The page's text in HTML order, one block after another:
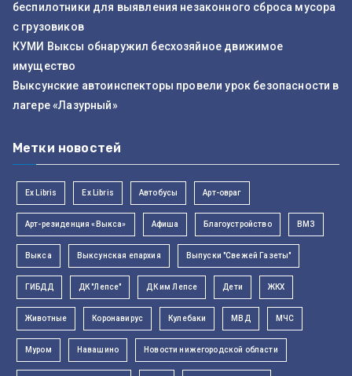
беспилотники для выявления незаконного сброса мусора
с грузовиков
КУМИ Выксы обнаружил бесхозяйное движимое
имущество
Выксунские автоинспекторы провели урок безопасности в
лагере «Лазурный»
Метки новостей
Ex Libris Ex Libris Автобусы Арт-овраг
Арт-резиденция «Выкса» Афиша Благоустройство ВМЗ
Выкса Выксунская епархия Выпуски "Свежей Газеты"
ГИБДД ДК "Лепсе" ДК им Лепсе Дети ЖКХ
Животные Коронавирус Кулебаки МВД МЧС
Муром Навашино Новости нижегородской области